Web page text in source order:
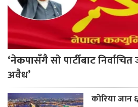
‘नेकपासँगै सो पार्टीबाट निर्वाचित
अवैध’
कोरिया